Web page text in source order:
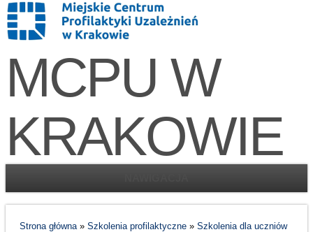
MCPU W
KRAKOWIE
Strona główna» Szkolenia profilaktyczne» Szkolenia dla uczniów